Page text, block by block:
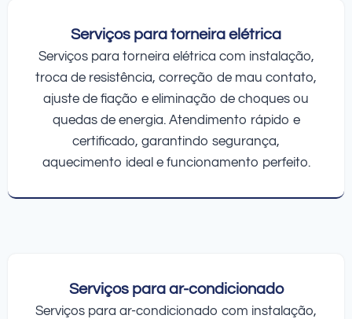
Serviços para torneira elétrica
Serviços para torneira elétrica com instalação,
troca de resistência, correção de mau contato,
ajuste de fiação e eliminação de choques ou
quedas de energia. Atendimento rápido e
certificado, garantindo segurança,
aquecimento ideal e funcionamento perfeito.
Serviços para ar-condicionado
Serviços para ar-condicionado com instalação,